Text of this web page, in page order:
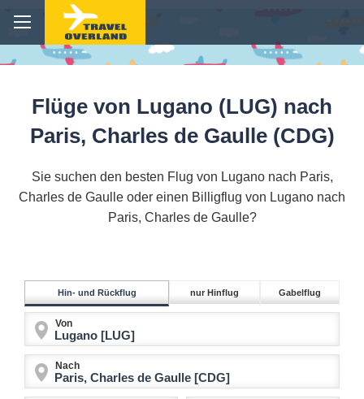
Flüge von Lugano (LUG) nach
Paris, Charles de Gaulle (CDG)
Sie suchen den besten Flug von Lugano nach Paris,
Charles de Gaulle oder einen Billigflug von Lugano nach
Paris, Charles de Gaulle?
Hin- und Rückflug nur Hinflug Gabelflug
Von
Nach